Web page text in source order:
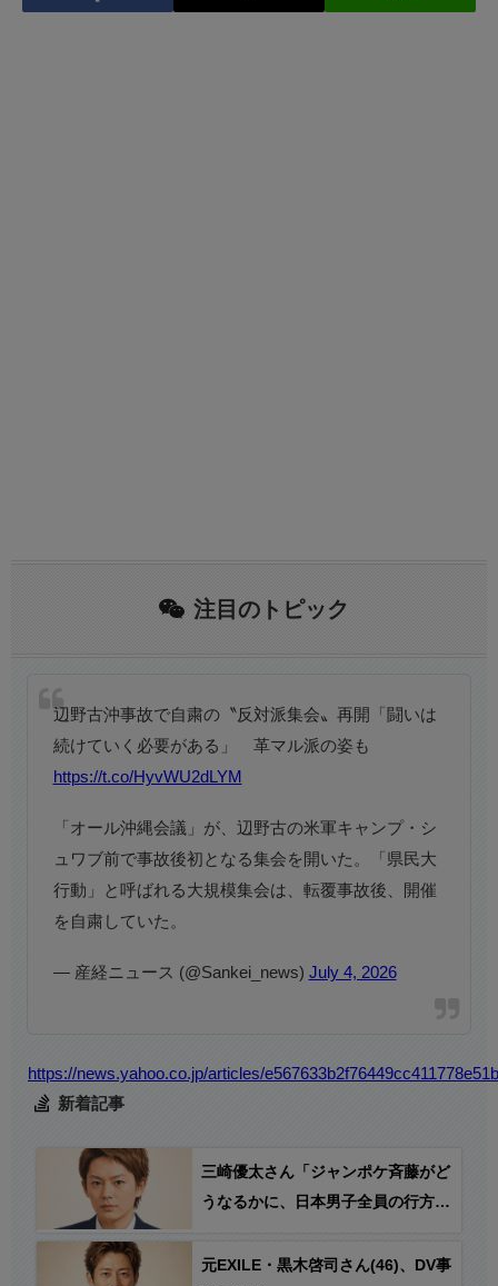
注目のトピック
辺野古沖事故で自粛の〝反対派集会〟再開「闘いは
続けていく必要がある」 革マル派の姿も
https://t.co/HyvWU2dLYM
「オール沖縄会議」が、辺野古の米軍キャンプ・シ
ュワブ前で事故後初となる集会を開いた。「県民大
行動」と呼ばれる大規模集会は、転覆事故後、開催
を自粛していた。
— 産経ニュース (@Sankei_news) July 4, 2026
https://news.yahoo.co.jp/articles/
新着記事
三崎優太さん「ジャンポケ斉藤がど
うなるかに、日本男子全員の行方が
元EXILE・黒木啓司さん(46)、DV事